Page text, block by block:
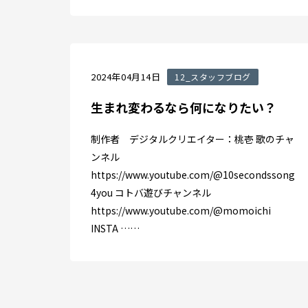
2024年04月14日 12_スタッフブログ
生まれ変わるなら何になりたい？
制作者 デジタルクリエイター：桃壱 歌のチャ
ンネル
https://www.youtube.com/@10secondssong
4you コトバ遊びチャンネル
https://www.youtube.com/@momoichi
INSTA ……